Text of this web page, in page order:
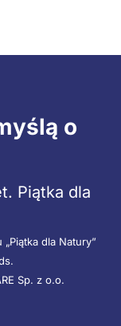
o
Piątka dla
dla Natury”
Sp. z o.o.